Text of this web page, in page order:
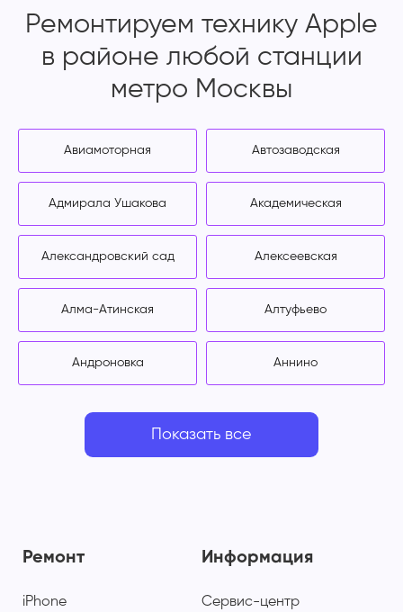
Ремонтируем технику Apple
в районе любой станции
метро Москвы
Авиамоторная Автозаводская
Адмирала Ушакова Академическая
Александровский сад Алексеевская
Алма-Атинская Алтуфьево
Андроновка Аннино
Показать все
Ремонт
iPhone
Информация
Сервис-центр